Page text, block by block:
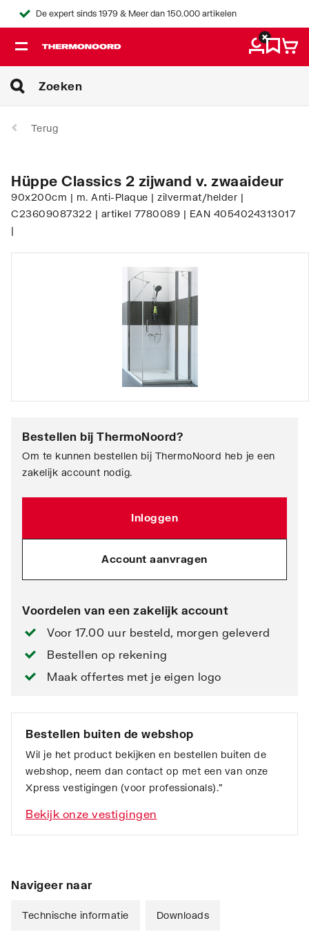
De expert sinds 1979 & Meer dan 150.000 artikelen
Terug
Hüppe Classics 2 zijwand v. zwaaideur
90x200cm | m. Anti-Plaque | zilvermat/helder |
C23609087322 | artikel 7780089 | EAN 4054024313017
|
Bestellen bij ThermoNoord?
Om te kunnen bestellen bij ThermoNoord heb je een
zakelijk account nodig.
Inloggen
Account aanvragen
Voordelen van een zakelijk account
Voor 17.00 uur besteld, morgen geleverd
Bestellen op rekening
Maak offertes met je eigen logo
Bestellen buiten de webshop
Wil je het product bekijken en bestellen buiten de
webshop, neem dan contact op met een van onze
Xpress vestigingen (voor professionals).”
Bekijk onze vestigingen
Navigeer naar
Technische informatie Downloads